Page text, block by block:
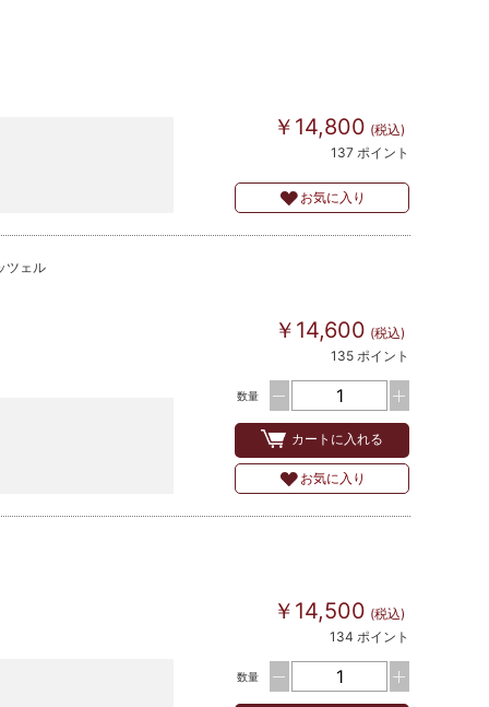
￥14,800 (税込)
137 ポイント
お気に入り
ツェル
￥14,600 (税込)
135 ポイント
数量
カートに入れる
お気に入り
￥14,500 (税込)
134 ポイント
数量